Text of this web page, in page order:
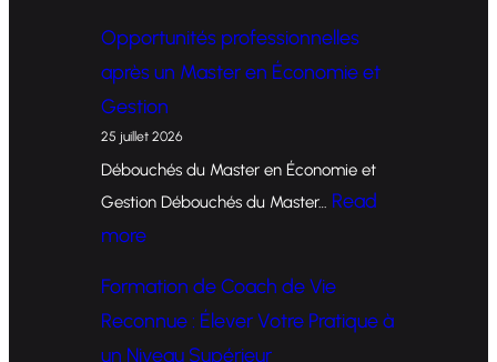
Opportunités professionnelles
après un Master en Économie et
Gestion
25 juillet 2026
Débouchés du Master en Économie et
Gestion Débouchés du Master… Read
more:
Formation de Coach de Vie
Reconnue : Élever Votre Pratique à
un Niveau Supérieur